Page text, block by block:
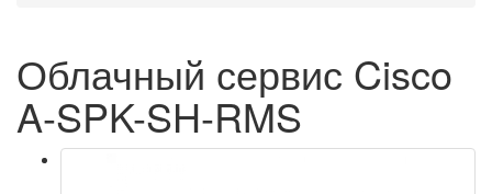
Облачный сервис Cisco
A-SPK-SH-RMS